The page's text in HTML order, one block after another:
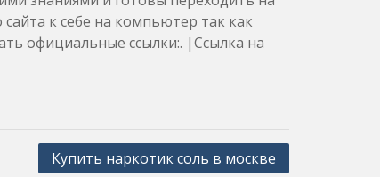
к себе на компьютер так как
официальные ссылки:. |Ссылка на
Купить наркотик соль в москве